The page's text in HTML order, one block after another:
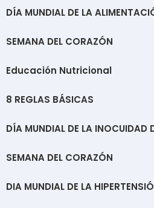
DÍA MUNDIAL DE LA
SEMANA DEL CORAZÓN
Educación Nutricional
8 REGLAS BÁSICAS
DÍA MUNDIAL DE LA INOCUIDAD
SEMANA DEL CORAZÓN
DIA MUNDIAL DE LA